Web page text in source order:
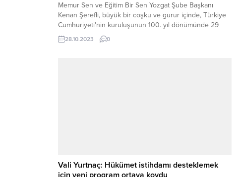
Memur Sen ve Eğitim Bir Sen Yozgat Şube Başkanı
Kenan Şerefli, büyük bir coşku ve gurur içinde, Türkiye
Cumhuriyeti'nin kuruluşunun 100. yıl dönümünde 29
Ekim Cumhuriyet Bayramı'nı kutlamanın sevincini
yaşadıklarını belirterek, 29 Ekim 1923 yılının Türk
28.10.2023 0
Vali Yurtnaç: Hükümet istihdamı desteklemek
için yeni program ortaya koydu